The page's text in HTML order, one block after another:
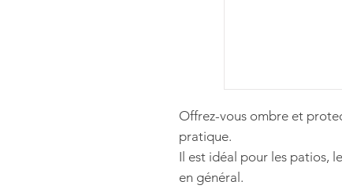
Offrez-vous ombre et
pratique.
Il est idéal pour les patios,
en général.